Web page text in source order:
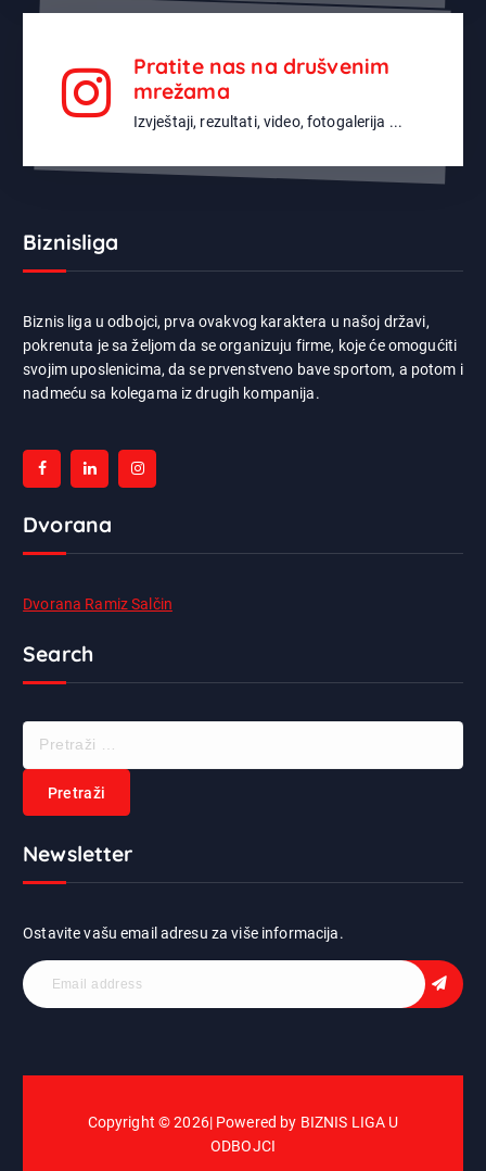
Pratite nas na drušvenim
mrežama
Izvještaji, rezultati, video, fotogalerija ...
Biznisliga
Biznis liga u odbojci, prva ovakvog karaktera u našoj državi,
pokrenuta je sa željom da se organizuju firme, koje će omogućiti
svojim uposlenicima, da se prvenstveno bave sportom, a potom i
nadmeću sa kolegama iz drugih kompanija.
Dvorana
Dvorana Ramiz Salčin
Search
a
Newsletter
Ostavite vašu email adresu za više informacija.
Copyright © 2026| Powered by BIZNIS LIGA U
ODBOJCI